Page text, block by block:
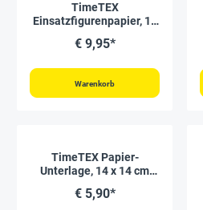
TimeTEX
Einsatzfigurenpapier, 14
"Montessori Premium"
€ 9,95*
Warenkorb
TimeTEX Papier-
Unterlage, 14 x 14 cm
€ 5,90*